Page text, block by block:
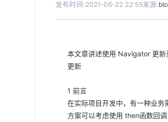
发布时间:2021-06-22 22:55来源:
本文章讲述使用 Navigator 更
更新
1 前言
在实际项目开发中，有一种业
方案可以考虑使用 then函数回